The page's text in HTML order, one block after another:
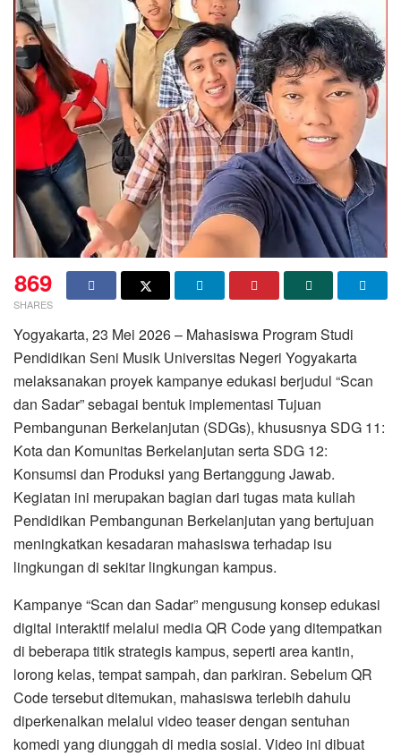
869
SHARES
Yogyakarta, 23 Mei 2026 – Mahasiswa Program Studi
Pendidikan Seni Musik Universitas Negeri Yogyakarta
melaksanakan proyek kampanye edukasi berjudul “Scan
dan Sadar” sebagai bentuk implementasi Tujuan
Pembangunan Berkelanjutan (SDGs), khususnya SDG 11:
Kota dan Komunitas Berkelanjutan serta SDG 12:
Konsumsi dan Produksi yang Bertanggung Jawab.
Kegiatan ini merupakan bagian dari tugas mata kuliah
Pendidikan Pembangunan Berkelanjutan yang bertujuan
meningkatkan kesadaran mahasiswa terhadap isu
lingkungan di sekitar lingkungan kampus.
Kampanye “Scan dan Sadar” mengusung konsep edukasi
digital interaktif melalui media QR Code yang ditempatkan
di beberapa titik strategis kampus, seperti area kantin,
lorong kelas, tempat sampah, dan parkiran. Sebelum QR
Code tersebut ditemukan, mahasiswa terlebih dahulu
diperkenalkan melalui video teaser dengan sentuhan
komedi yang diunggah di media sosial. Video ini dibuat